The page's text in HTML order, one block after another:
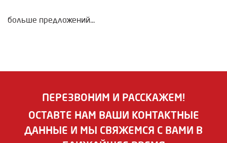
больше предложений...
ПЕРЕЗВОНИМ И РАССКАЖЕМ!
ОСТАВТЕ НАМ ВАШИ КОНТАКТНЫЕ
ДАННЫЕ И МЫ СВЯЖЕМСЯ С ВАМИ В